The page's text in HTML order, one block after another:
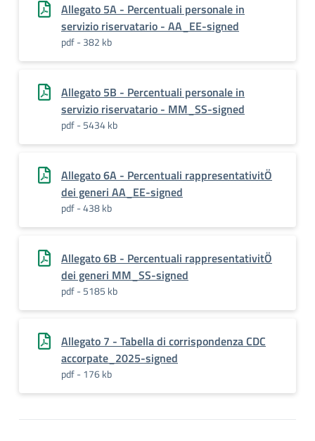
Allegato 5A - Percentuali personale in
servizio riservatario - AA_EE-signed
pdf - 382 kb
Allegato 5B - Percentuali personale in
servizio riservatario - MM_SS-signed
pdf - 5434 kb
Allegato 6A - Percentuali rappresentativitÖ
dei generi AA_EE-signed
pdf - 438 kb
Allegato 6B - Percentuali rappresentativitÖ
dei generi MM_SS-signed
pdf - 5185 kb
Allegato 7 - Tabella di corrispondenza CDC
accorpate_2025-signed
pdf - 176 kb